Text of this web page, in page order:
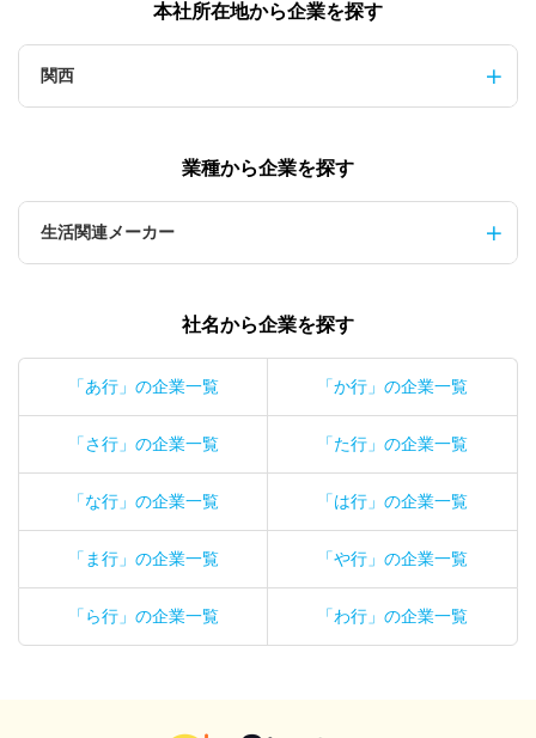
本社所在地から企業を探す
関西
業種から企業を探す
生活関連メーカー
社名から企業を探す
「あ行」の企業一覧 「か行」の企業一覧
「さ行」の企業一覧 「た行」の企業一覧
「な行」の企業一覧 「は行」の企業一覧
「ま行」の企業一覧 「や行」の企業一覧
「ら行」の企業一覧 「わ行」の企業一覧